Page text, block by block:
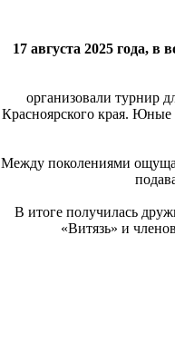
17 августа 2025 года,
организовали турнир
Красноярского края.
Между поколениями
В итоге получилась
«Витязь» и